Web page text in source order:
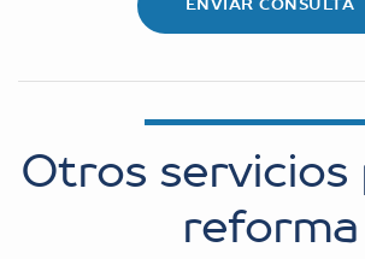
Otros
reforma